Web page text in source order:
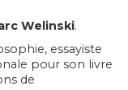
Welinski.
essayiste
pour son livre
de